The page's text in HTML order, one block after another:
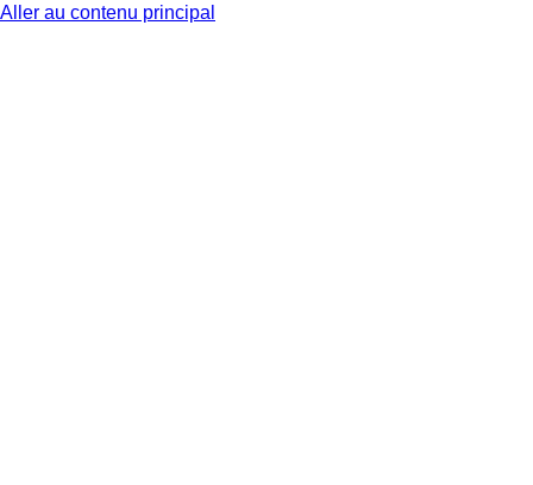
Aller au contenu principal